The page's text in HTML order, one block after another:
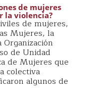
de mujeres
la violencia?
de mujeres,
Mujeres, la
de Unidad
de Mujeres que
colectiva
algunos de